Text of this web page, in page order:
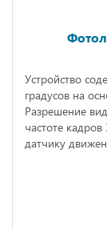
Устройство
градусов на
Разрешение
частоте
датчику